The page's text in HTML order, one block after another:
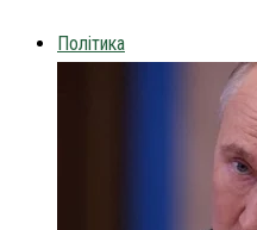
Політика